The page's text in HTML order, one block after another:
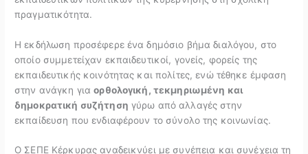
πραγματικότητα.
Η εκδήλωση προσέφερε ένα δημόσιο βήμα διαλόγου, στο
οποίο συμμετείχαν εκπαιδευτικοί, γονείς, φορείς της
εκπαιδευτικής κοινότητας και πολίτες, ενώ τέθηκε έμφαση
στην ανάγκη γιαορθολογική, τεκμηριωμένη και
δημοκρατική συζήτηση γύρω από αλλαγές στην
εκπαίδευση που ενδιαφέρουν το σύνολο της κοινωνίας.
Ο ΣΕΠΕ Κέρκυρας αναδεικνύει με συνέπεια και συνέχεια τη